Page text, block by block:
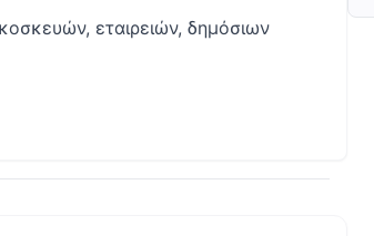
εταιρειών, δημόσιων